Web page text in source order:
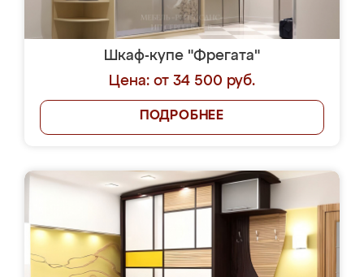
Шкаф-купе "Фрегата"
Цена: от 34 500 руб.
ПОДРОБНЕЕ